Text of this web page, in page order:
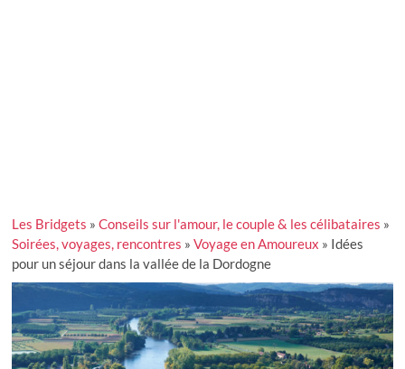
Les Bridgets »Conseils sur l'amour, le couple & les célibataires »
Soirées, voyages, rencontres »Voyage en Amoureux » Idées
pour un séjour dans la vallée de la Dordogne